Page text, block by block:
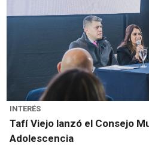
INTERÉS
Tafí Viejo lanzó el Consejo
Adolescencia